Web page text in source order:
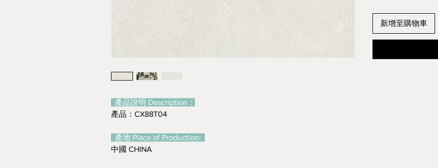
產品說明 Description：
產品：CX88T04
產地 Place of Production:
中國 CHINA
新增至購物車